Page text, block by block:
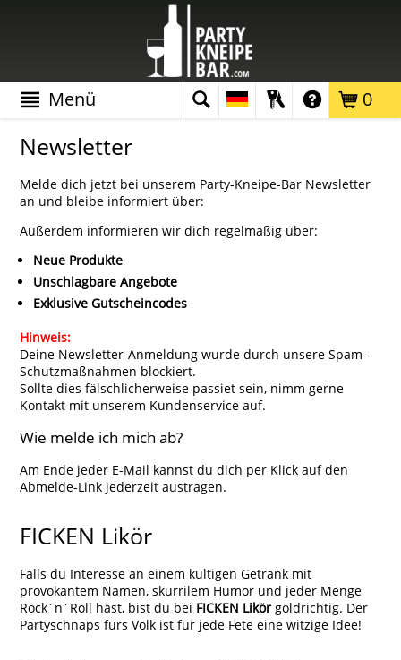
0
Menü
Newsletter
Melde dich jetzt bei unserem Party-Kneipe-Bar Newsletter
an und bleibe informiert über:
Außerdem informieren wir dich regelmäßig über:
Neue Produkte
Unschlagbare Angebote
Exklusive Gutscheincodes
Hinweis:
Deine Newsletter-Anmeldung wurde durch unsere Spam-
Schutzmaßnahmen blockiert.
Sollte dies fälschlicherweise passiet sein, nimm gerne
Kontakt mit unserem Kundenservice auf.
Wie melde ich mich ab?
Am Ende jeder E-Mail kannst du dich per Klick auf den
Abmelde-Link jederzeit austragen.
FICKEN Likör
Falls du Interesse an einem kultigen Getränk mit
provokantem Namen, skurrilem Humor und jeder Menge
Rock´n´Roll hast, bist du bei FICKEN Likör goldrichtig. Der
Partyschnaps fürs Volk ist für jede Fete eine witzige Idee!